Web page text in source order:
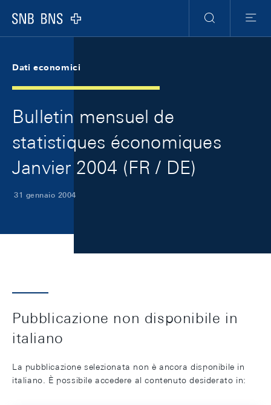
Logo
Ricerca
Menu
Dati economici
Bulletin mensuel de
statistiques économiques
Janvier 2004 (FR / DE)
31 gennaio 2004
Pubblicazione non disponibile in
italiano
La pubblicazione selezionata non è ancora disponibile in
italiano. È possibile accedere al contenuto desiderato in: